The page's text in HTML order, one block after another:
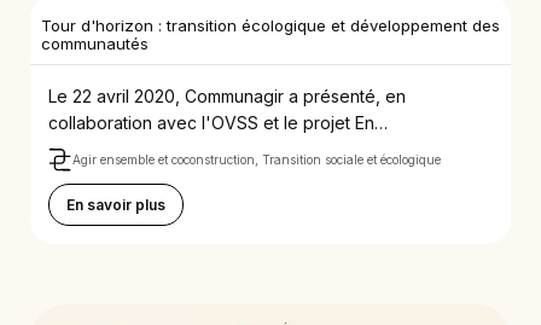
Tour d'horizon : transition écologique et développement des
communautés
Le 22 avril 2020, Communagir a présenté, en
collaboration avec l'OVSS et le projet En…
Agir ensemble et coconstruction, Transition sociale et écologique
En savoir plus